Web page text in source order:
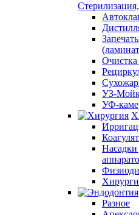
Очистка
УЗ-
УФ-
Насадки
Разное